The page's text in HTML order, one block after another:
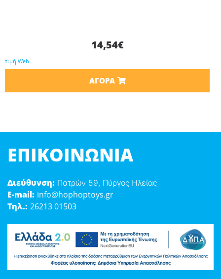
14,54€
τιμή Web
ΑΓΟΡΆ
ΕΠΙΚΟΙΝΩΝΊΑ
Διεύθυνση: Πατρών 59, Πύργος Ηλείας
E-mail: info@hophoptoys.gr
Τηλ.: 26213 01503